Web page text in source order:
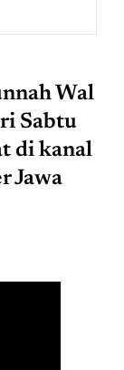
Wal
Sabtu
di kanal
Jawa